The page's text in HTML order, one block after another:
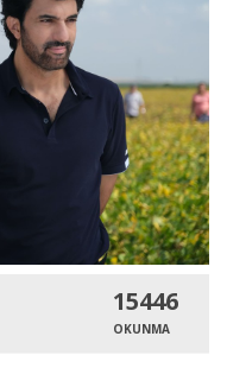
15446
OKUNMA